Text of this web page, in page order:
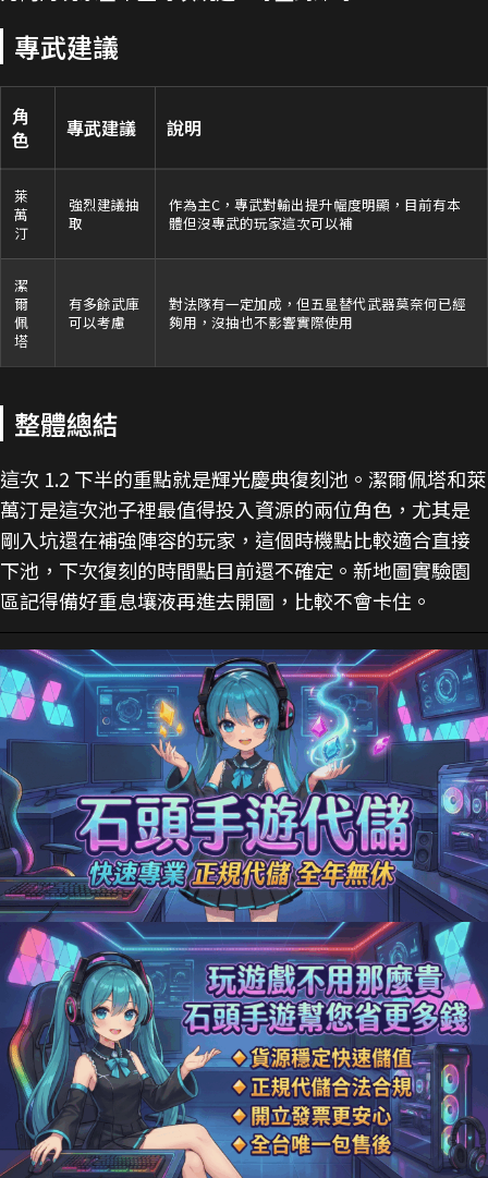
專武建議
角
色
專武建議 說明
萊
萬
汀
強烈建議抽
取
作為主C，專武對輸出提升幅度明顯，目前有本
體但沒專武的玩家這次可以補
潔
爾
佩
塔
有多餘武庫
可以考慮
對法隊有一定加成，但五星替代武器莫奈何已經
夠用，沒抽也不影響實際使用
整體總結
這次 1.2 下半的重點就是輝光慶典復刻池。潔爾佩塔和萊
萬汀是這次池子裡最值得投入資源的兩位角色，尤其是
剛入坑還在補強陣容的玩家，這個時機點比較適合直接
下池，下次復刻的時間點目前還不確定。新地圖實驗園
區記得備好重息壤液再進去開圖，比較不會卡住。